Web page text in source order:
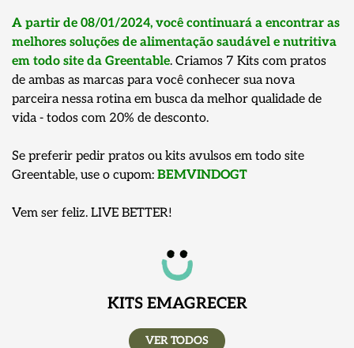
A partir de 08/01/2024, você continuará a encontrar as
melhores soluções de alimentação saudável e nutritiva
em todo site da Greentable. Criamos 7 Kits com pratos
de ambas as marcas para você conhecer sua nova
parceira nessa rotina em busca da melhor qualidade de
vida - todos com 20% de desconto.
Se preferir pedir pratos ou kits avulsos em todo site
Greentable, use o cupom: BEMVINDOGT
Vem ser feliz. LIVE BETTER!
KITS EMAGRECER
VER TODOS